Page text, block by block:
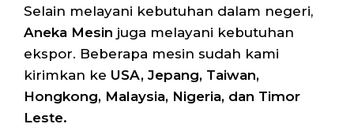
Selain melayani kebutuhan dalam negeri,
Aneka Mesin juga melayani kebutuhan
ekspor. Beberapa mesin sudah kami
kirimkan ke USA, Jepang, Taiwan,
Hongkong, Malaysia, Nigeria, dan Timor
Leste.